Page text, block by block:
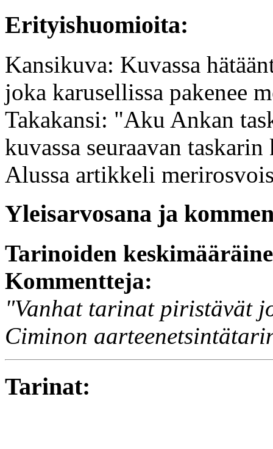
Erityishuomioita:
Kansikuva: Kuvassa
joka karusellissa pakenee
Takakansi: "Aku Ankan
kuvassa seuraavan taskarin
Alussa artikkeli
Yleisarvosana ja
Tarinoiden
Kommentteja:
"Vanhat tarinat piristävät
Ciminon
Tarinat: